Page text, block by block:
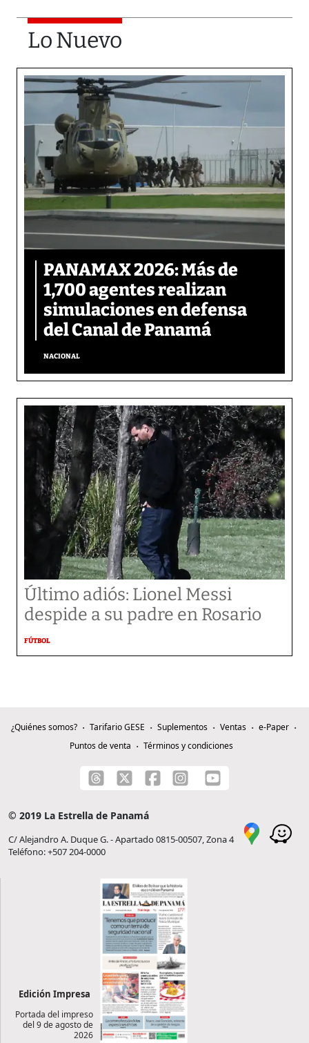
Lo Nuevo
PANAMAX 2026: Más de
1,700 agentes realizan
simulaciones en defensa
del Canal de Panamá
NACIONAL
Último adiós: Lionel Messi
despide a su padre en Rosario
FÚTBOL
¿Quiénes somos? Tarifario GESE Suplementos Ventas
e-Paper
Puntos de venta
Términos y condiciones
© 2019 La Estrella de Panamá
C/ Alejandro A. Duque G. - Apartado 0815-00507, Zona 4
Teléfono: +507 204-0000
Edición Impresa
Portada del impreso
del 9 de agosto de
2026